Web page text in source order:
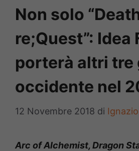
Non solo
re;Quest”: Idea
porterà altri tre
occidente nel
12 Novembre 2018 di
Arc of Alchemist, Dragon